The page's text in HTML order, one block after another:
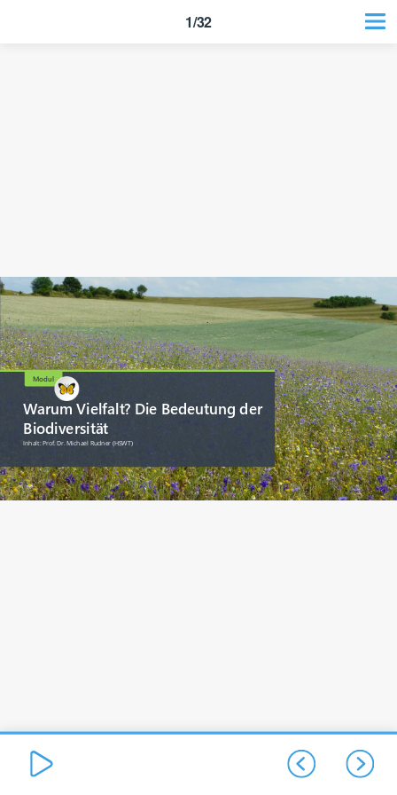
Warum Vielfalt? Die Bedeutung der
Biodiversität
Inhalt: Prof. Dr. Michael Rudner (HSWT)
Modul
1/32